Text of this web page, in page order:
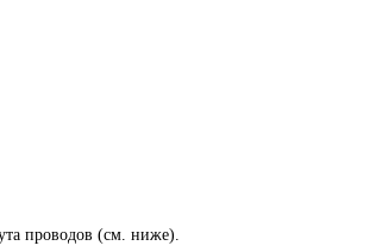
проводов (см. ниже).